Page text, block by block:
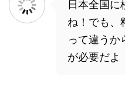
日本全国に
ね！でも、
って違うか
が必要だよ